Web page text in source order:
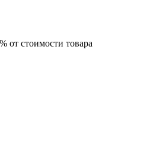
от стоимости товара